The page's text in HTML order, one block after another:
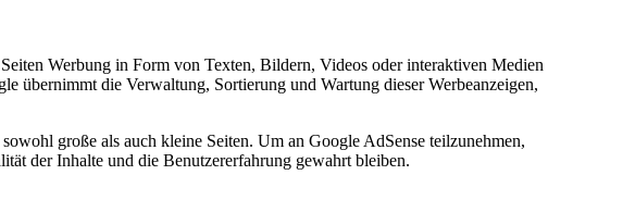
Werbung in Form von Texten, Bildern, Videos oder interaktiven Medien
übernimmt die Verwaltung, Sortierung und Wartung dieser Werbeanzeigen,
große als auch kleine Seiten. Um an Google AdSense teilzunehmen,
der Inhalte und die Benutzererfahrung gewahrt bleiben.